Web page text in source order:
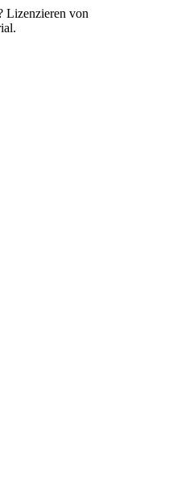
Lizenzieren von